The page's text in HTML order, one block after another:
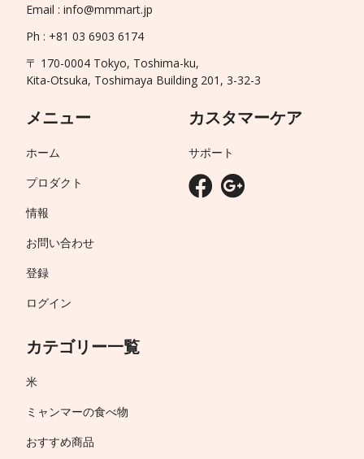
Email : info@mmmart.jp
Ph : +81 03 6903 6174
〒 170-0004 Tokyo, Toshima-ku,
Kita-Otsuka, Toshimaya Building 201, 3-32-3
メニュー
ホーム
プロダクト
情報
お問い合わせ
登録
ログイン
カテゴリー一覧
米
ミャンマーの食べ物
おすすめ商品
カスタマーケア
サポート